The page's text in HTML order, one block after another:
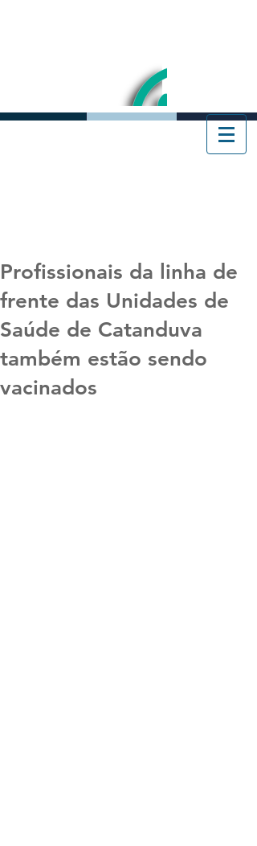
Profissionais da linha de
frente das Unidades de
Saúde de Catanduva
também estão sendo
vacinados